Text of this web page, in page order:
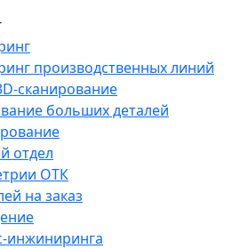
производственных линий
сканирование
больших деталей
отдел
ОТК
на заказ
инжиниринга